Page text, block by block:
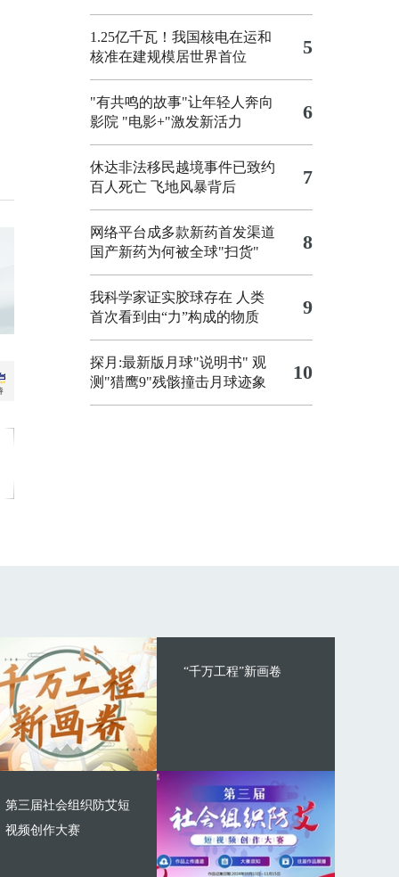
1.25亿千瓦！我国核电在运和
核准在建规模居世界首位
5
"有共鸣的故事"让年轻人奔向
影院 "电影+"激发新活力 6
休达非法移民越境事件已致约
百人死亡 飞地风暴背后 7
网络平台成多款新药首发渠道
国产新药为何被全球"扫货"
8
我科学家证实胶球存在 人类
首次看到由“力”构成的物质
9
探月:最新版月球"说明书" 观
测"猎鹰9"残骸撞击月球迹象
10
“千万工程”新画卷
第三届社会组织防艾短
视频创作大赛